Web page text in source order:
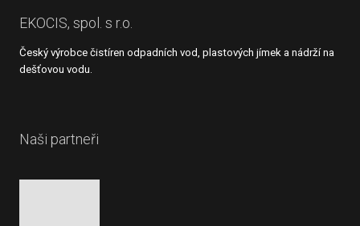
EKOCIS, spol. s r.o.
Český výrobce čistíren odpadních vod, plastových jímek a nádrží na
dešťovou vodu.
Naši partneři